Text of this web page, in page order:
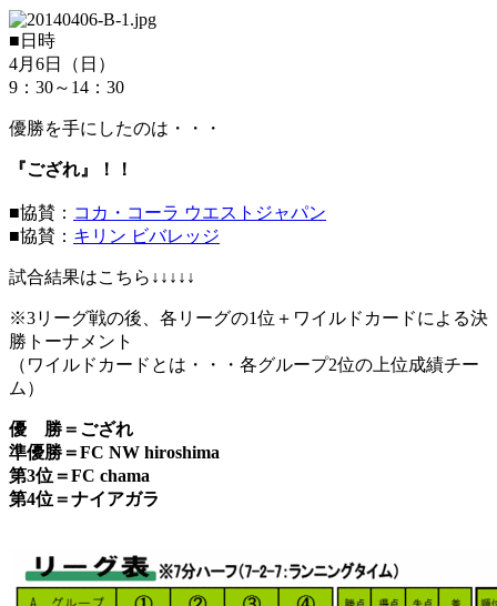
■日時
4月6日（日）
9：30～14：30
優勝を手にしたのは・・・
『ござれ』！！
■協賛： コカ・コーラ ウエストジャパン
■協賛： キリン ビバレッジ
試合結果はこちら↓↓↓↓↓
※3リーグ戦の後、各リーグの1位＋ワイルドカードによる決
勝トーナメント
（ワイルドカードとは・・・各グループ2位の上位成績チー
ム）
優 勝＝ござれ
準優勝＝FC NW hiroshima
第3位＝FC chama
第4位＝ナイアガラ